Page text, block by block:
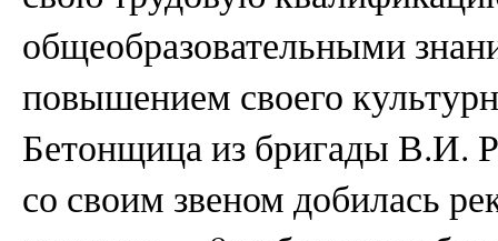
общеобразовательными
повышением своего
Бетонщица из бригады
со своим звеном добилась